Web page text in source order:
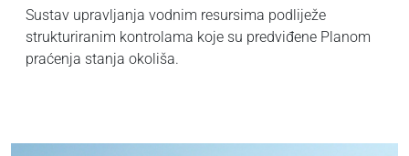
Sustav upravljanja vodnim resursima podliježe
strukturiranim kontrolama koje su predviđene Planom
praćenja stanja okoliša.